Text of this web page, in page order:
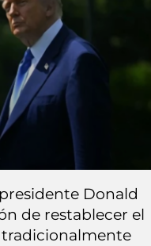
Donald
de restablecer el
tradicionalmente